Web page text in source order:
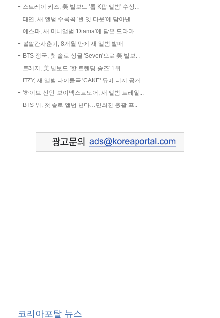
스트레이 키즈, 美 빌보드 '톱 K팝 앨범' 수상...
태연, 새 앨범 수록곡 '번 잇 다운'에 담아낸 ...
에스파, 새 미니앨범 'Drama'에 담은 드라마...
볼빨간사춘기, 8개월 만에 새 앨범 발매
BTS 정국, 첫 솔로 싱글 'Seven'으로 美 빌보...
트레저, 美 빌보드 '핫 트렌딩 송즈' 1위
ITZY, 새 앨범 타이틀곡 'CAKE' 뮤비 티저 공개...
'하이브 신인' 보이넥스트도어, 새 앨범 트레일...
BTS 뷔, 첫 솔로 앨범 낸다…민희진 총괄 프...
코리아포탈 뉴스